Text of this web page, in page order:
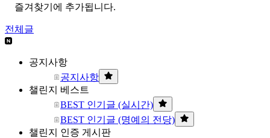
즐겨찾기에 추가됩니다.
전체글
공지사항
공지사항
챌린지 베스트
BEST 인기글 (실시간)
BEST 인기글 (명예의 전당)
챌린지 인증 게시판